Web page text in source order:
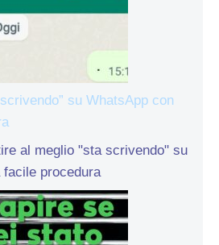
su WhatsApp con
al meglio "sta scrivendo" su
procedura